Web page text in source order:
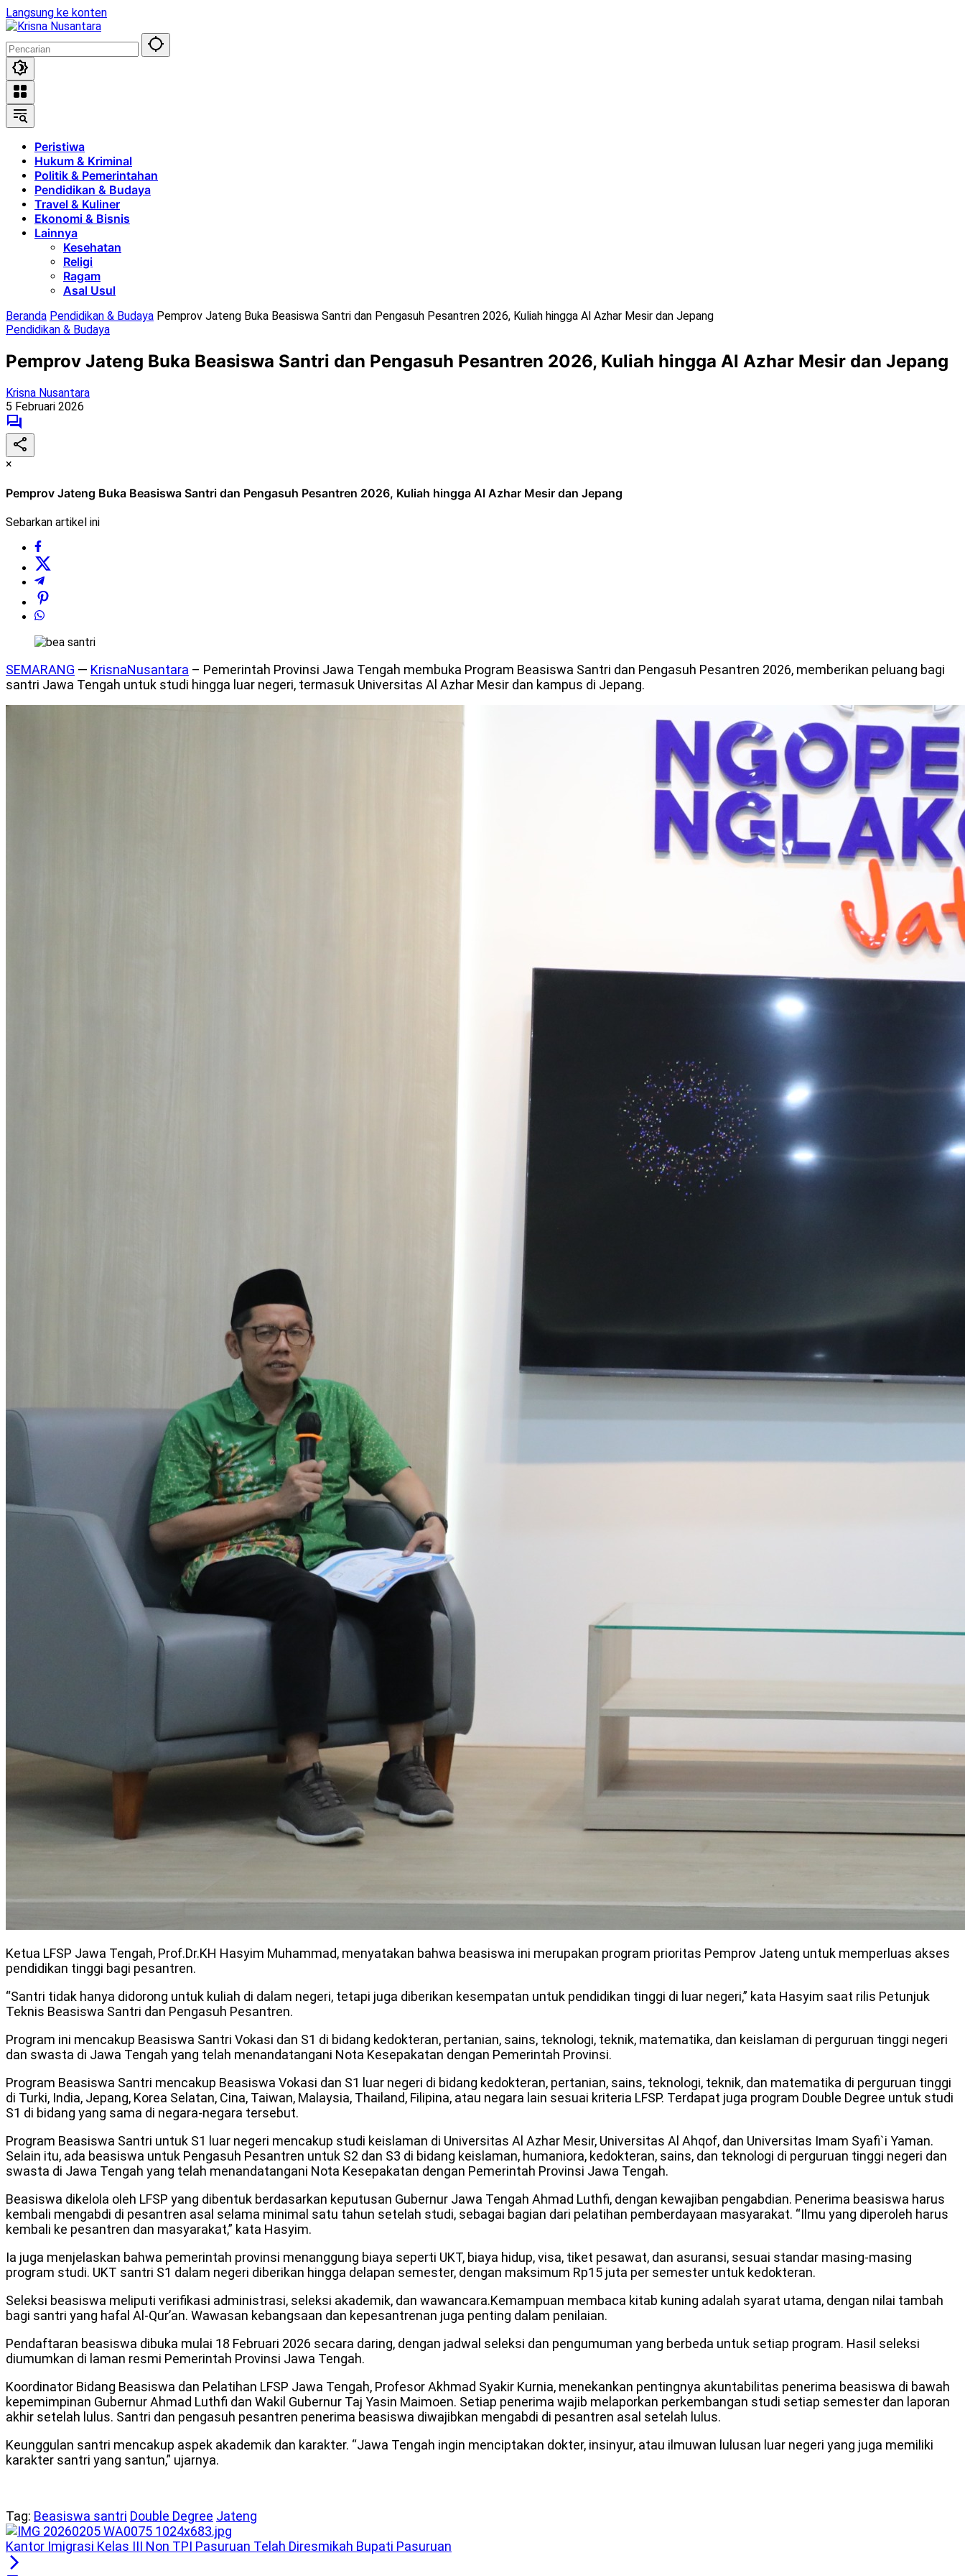
Langsung ke konten
Peristiwa
Hukum & Kriminal
Politik & Pemerintahan
Pendidikan & Budaya
Travel & Kuliner
Ekonomi & Bisnis
Lainnya
Kesehatan
Religi
Ragam
Asal Usul
Beranda Pendidikan & Budaya Pemprov Jateng Buka Beasiswa Santri dan Pengasuh Pesantren 2026, Kuliah hingga Al Azhar Mesir dan Jepang
Pendidikan & Budaya
Pemprov Jateng Buka Beasiswa Santri dan Pengasuh Pesantren 2026, Kuliah hingga Al Azhar Mesir dan Jepang
Krisna Nusantara
5 Februari 2026
×
Pemprov Jateng Buka Beasiswa Santri dan Pengasuh Pesantren 2026, Kuliah hingga Al Azhar Mesir dan Jepang
Sebarkan artikel ini
SEMARANG — KrisnaNusantara – Pemerintah Provinsi Jawa Tengah membuka Program Beasiswa Santri dan Pengasuh Pesantren 2026, memberikan peluang bagi
santri Jawa Tengah untuk studi hingga luar negeri, termasuk Universitas Al Azhar Mesir dan kampus di Jepang.
Ketua LFSP Jawa Tengah, Prof.Dr.KH Hasyim Muhammad, menyatakan bahwa beasiswa ini merupakan program prioritas Pemprov Jateng untuk memperluas akses
pendidikan tinggi bagi pesantren.
“Santri tidak hanya didorong untuk kuliah di dalam negeri, tetapi juga diberikan kesempatan untuk pendidikan tinggi di luar negeri,” kata Hasyim saat rilis Petunjuk
Teknis Beasiswa Santri dan Pengasuh Pesantren.
Program ini mencakup Beasiswa Santri Vokasi dan S1 di bidang kedokteran, pertanian, sains, teknologi, teknik, matematika, dan keislaman di perguruan tinggi negeri
dan swasta di Jawa Tengah yang telah menandatangani Nota Kesepakatan dengan Pemerintah Provinsi.
Program Beasiswa Santri mencakup Beasiswa Vokasi dan S1 luar negeri di bidang kedokteran, pertanian, sains, teknologi, teknik, dan matematika di perguruan tinggi
di Turki, India, Jepang, Korea Selatan, Cina, Taiwan, Malaysia, Thailand, Filipina, atau negara lain sesuai kriteria LFSP. Terdapat juga program Double Degree untuk studi
S1 di bidang yang sama di negara-negara tersebut.
Program Beasiswa Santri untuk S1 luar negeri mencakup studi keislaman di Universitas Al Azhar Mesir, Universitas Al Ahqof, dan Universitas Imam Syafi`i Yaman.
Selain itu, ada beasiswa untuk Pengasuh Pesantren untuk S2 dan S3 di bidang keislaman, humaniora, kedokteran, sains, dan teknologi di perguruan tinggi negeri dan
swasta di Jawa Tengah yang telah menandatangani Nota Kesepakatan dengan Pemerintah Provinsi Jawa Tengah.
Beasiswa dikelola oleh LFSP yang dibentuk berdasarkan keputusan Gubernur Jawa Tengah Ahmad Luthfi, dengan kewajiban pengabdian. Penerima beasiswa harus
kembali mengabdi di pesantren asal selama minimal satu tahun setelah studi, sebagai bagian dari pelatihan pemberdayaan masyarakat. “Ilmu yang diperoleh harus
kembali ke pesantren dan masyarakat,” kata Hasyim.
Ia juga menjelaskan bahwa pemerintah provinsi menanggung biaya seperti UKT, biaya hidup, visa, tiket pesawat, dan asuransi, sesuai standar masing-masing
program studi. UKT santri S1 dalam negeri diberikan hingga delapan semester, dengan maksimum Rp15 juta per semester untuk kedokteran.
Seleksi beasiswa meliputi verifikasi administrasi, seleksi akademik, dan wawancara.Kemampuan membaca kitab kuning adalah syarat utama, dengan nilai tambah
bagi santri yang hafal Al-Qur’an. Wawasan kebangsaan dan kepesantrenan juga penting dalam penilaian.
Pendaftaran beasiswa dibuka mulai 18 Februari 2026 secara daring, dengan jadwal seleksi dan pengumuman yang berbeda untuk setiap program. Hasil seleksi
diumumkan di laman resmi Pemerintah Provinsi Jawa Tengah.
Koordinator Bidang Beasiswa dan Pelatihan LFSP Jawa Tengah, Profesor Akhmad Syakir Kurnia, menekankan pentingnya akuntabilitas penerima beasiswa di bawah
kepemimpinan Gubernur Ahmad Luthfi dan Wakil Gubernur Taj Yasin Maimoen. Setiap penerima wajib melaporkan perkembangan studi setiap semester dan laporan
akhir setelah lulus. Santri dan pengasuh pesantren penerima beasiswa diwajibkan mengabdi di pesantren asal setelah lulus.
Keunggulan santri mencakup aspek akademik dan karakter. “Jawa Tengah ingin menciptakan dokter, insinyur, atau ilmuwan lulusan luar negeri yang juga memiliki
karakter santri yang santun,” ujarnya.
Tag: Beasiswa santri Double Degree Jateng
Kantor Imigrasi Kelas III Non TPI Pasuruan Telah Diresmikah Bupati Pasuruan